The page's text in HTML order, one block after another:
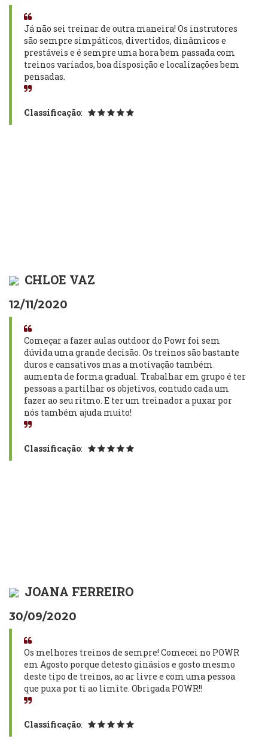
Já não sei treinar de outra maneira! Os instrutores
são sempre simpáticos, divertidos, dinâmicos e
prestáveis e é sempre uma hora bem passada com
treinos variados, boa disposição e localizações bem
pensadas.
Classificação:
CHLOE VAZ
12/11/2020
Começar a fazer aulas outdoor do Powr foi sem
dúvida uma grande decisão. Os treinos são bastante
duros e cansativos mas a motivação também
aumenta de forma gradual. Trabalhar em grupo é ter
pessoas a partilhar os objetivos, contudo cada um
fazer ao seu ritmo. E ter um treinador a puxar por
nós também ajuda muito!
Classificação:
JOANA FERREIRO
30/09/2020
Os melhores treinos de sempre! Comecei no POWR
em Agosto porque detesto ginásios e gosto mesmo
deste tipo de treinos, ao ar livre e com uma pessoa
que puxa por ti ao limite. Obrigada POWR!!
Classificação: